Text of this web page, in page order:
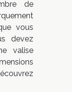
de
vous
devez
valise